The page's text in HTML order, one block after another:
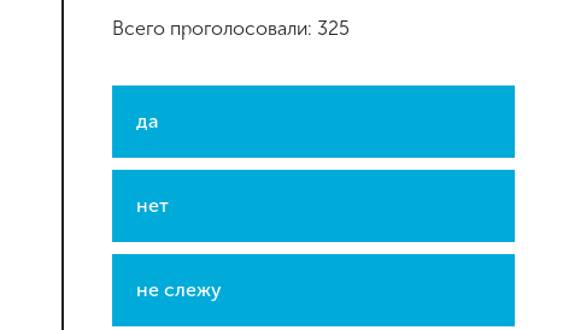
Всего проголосовали: 325
да
нет
не слежу